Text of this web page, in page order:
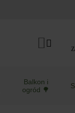
Balkon i
ogród 🌳